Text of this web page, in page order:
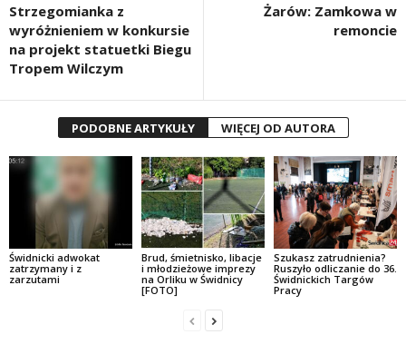
Strzegomianka z
wyróżnieniem w konkursie
na projekt statuetki Biegu
Tropem Wilczym
Żarów: Zamkowa w
remoncie
PODOBNE ARTYKUŁY WIĘCEJ OD AUTORA
Świdnicki adwokat
zatrzymany i z
zarzutami
Brud, śmietnisko, libacje
i młodzieżowe imprezy
na Orliku w Świdnicy
[FOTO]
Szukasz zatrudnienia?
Ruszyło odliczanie do 36.
Świdnickich Targów
Pracy